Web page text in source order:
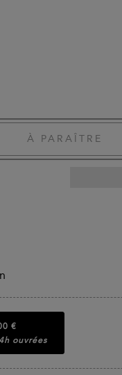
À PARAÎTRE
€
ouvrées